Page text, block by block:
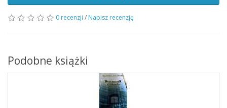
0 recenzji / Napisz recenzję
Podobne książki